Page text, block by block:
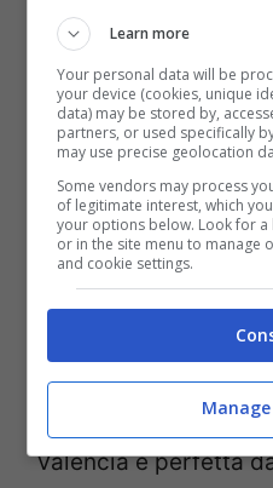
Aperture
novembre al 23
11.00 – 20.30, sab-
21.30).Mercato
24 dicembre 2017
sab-dom-festivi
de los reyes magicos
gennaio 2018 (tutti i
Valencia. Città vitale
culturali, tra
Valencia è perfetta
Learn more
Your personal data will be
your device (cookies, unique
data) may be stored by,
partners, or used specifically
may use precise geolocation
Some vendors may process
of legitimate interest, which
your options below. Look for
or in the site menu to manage
and cookie settings.